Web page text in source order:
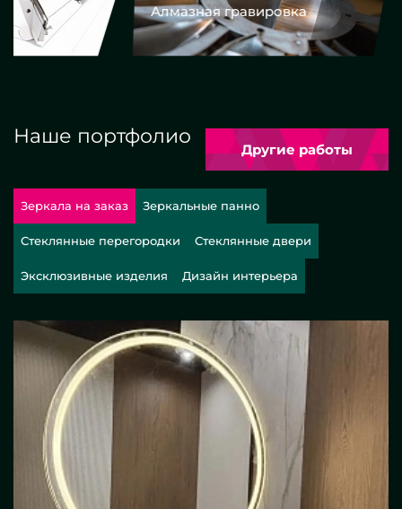
Алмазная гравировка
Наше портфолио
Другие работы
Зеркала на заказ Зеркальные панно
Стеклянные перегородки Стеклянные двери
Эксклюзивные изделия Дизайн интерьера